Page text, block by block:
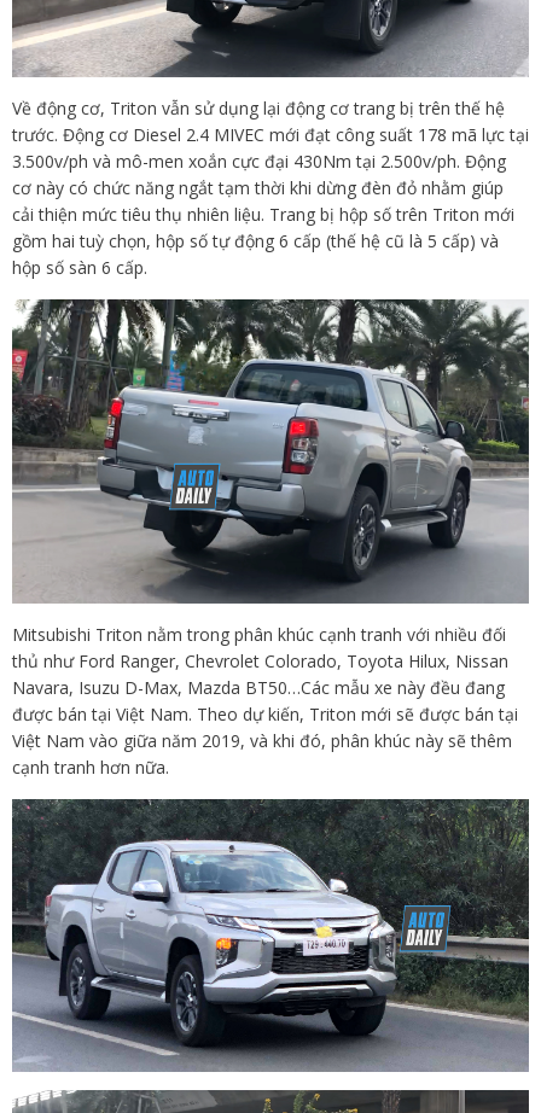
Về động cơ, Triton vẫn sử dụng lại động cơ trang bị trên thế hệ
trước. Động cơ Diesel 2.4 MIVEC mới đạt công suất 178 mã lực tại
3.500v/ph và mô-men xoắn cực đại 430Nm tại 2.500v/ph. Động
cơ này có chức năng ngắt tạm thời khi dừng đèn đỏ nhằm giúp
cải thiện mức tiêu thụ nhiên liệu. Trang bị hộp số trên Triton mới
gồm hai tuỳ chọn, hộp số tự động 6 cấp (thế hệ cũ là 5 cấp) và
hộp số sàn 6 cấp.
Mitsubishi Triton nằm trong phân khúc cạnh tranh với nhiều đối
thủ như Ford Ranger, Chevrolet Colorado, Toyota Hilux, Nissan
Navara, Isuzu D-Max, Mazda BT50…Các mẫu xe này đều đang
được bán tại Việt Nam. Theo dự kiến, Triton mới sẽ được bán tại
Việt Nam vào giữa năm 2019, và khi đó, phân khúc này sẽ thêm
cạnh tranh hơn nữa.